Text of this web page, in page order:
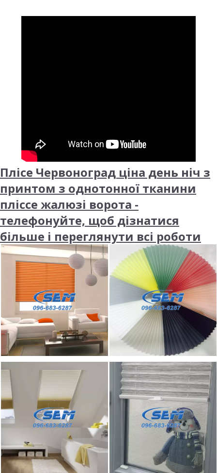
Плісе Червоноград ціна день ніч з
принтом з однотонної тканини
пліссе жалюзі ворота -
телефонуйте, щоб дізнатися
більше і переглянути всі роботи